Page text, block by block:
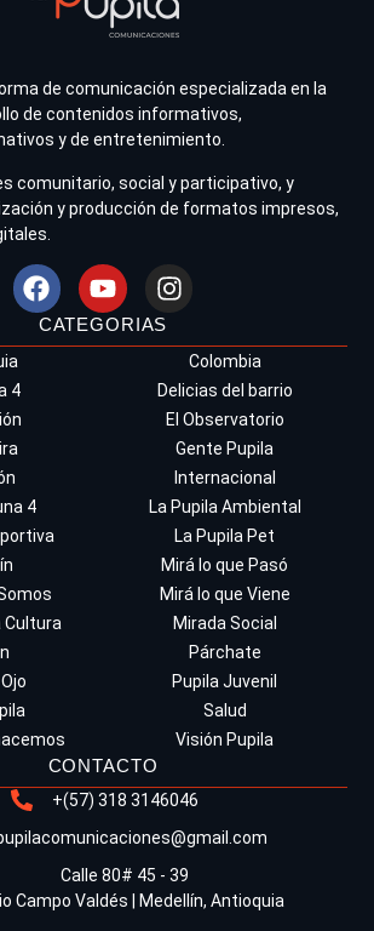
de comunicación especializada en la
de contenidos informativos,
y de entretenimiento.
comunitario, social y participativo, y
y producción de formatos impresos,
CATEGORIAS
Colombia
4
Delicias del barrio
El Observatorio
Gente Pupila
Internacional
4
La Pupila Ambiental
La Pupila Pet
Mirá lo que Pasó
Mirá lo que Viene
Cultura
Mirada Social
Párchate
Pupila Juvenil
Salud
Visión Pupila
CONTACTO
+(57) 318 3146046
Calle 80# 45 - 39
Campo Valdés | Medellín, Antioquia